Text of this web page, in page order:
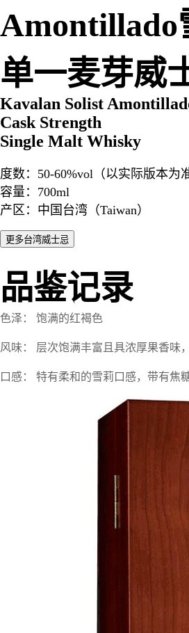
Amontillado
单一麦芽威
Kavalan Solist
Cask Strength
Single Malt Whisky
度数：50-60%vol（以实际版本为
容量：700ml
产区：中国台湾（Taiwan）
品鉴记录
色泽： 饱满的红褐色
风味： 层次饱满丰富且具浓厚果香味
口感： 特有柔和的雪莉口感，带有焦